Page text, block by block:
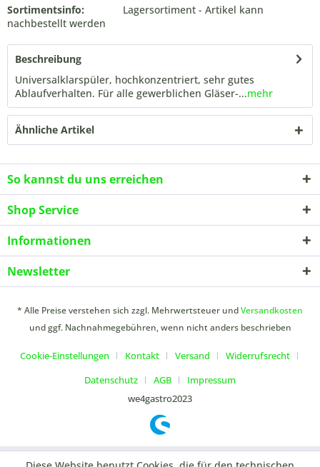
Sortimentsinfo:
Lagersortiment - Artikel kann
nachbestellt werden
Beschreibung
Universalklarspüler, hochkonzentriert, sehr gutes
Ablaufverhalten. Für alle gewerblichen Gläser-...mehr
Ähnliche Artikel
So kannst du uns erreichen
Shop Service
Informationen
Newsletter
* Alle Preise verstehen sich zzgl. Mehrwertsteuer undVersandkosten
und ggf. Nachnahmegebühren, wenn nicht anders beschrieben
Cookie-Einstellungen Kontakt Versand
Widerrufsrecht
Datenschutz
AGB
Impressum
we4gastro2023